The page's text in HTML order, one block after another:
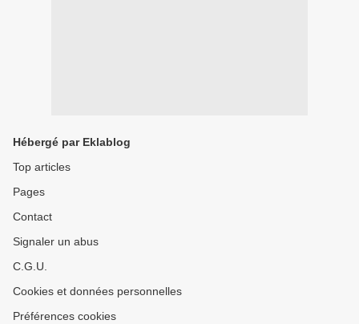
Hébergé par Eklablog
Top articles
Pages
Contact
Signaler un abus
C.G.U.
Cookies et données personnelles
Préférences cookies